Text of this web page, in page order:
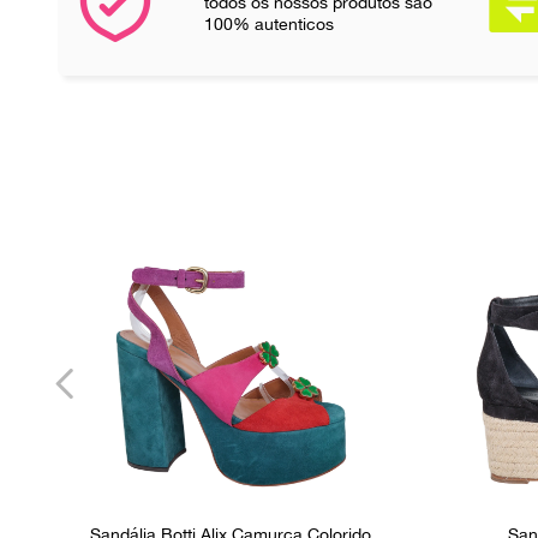
100% autenticos